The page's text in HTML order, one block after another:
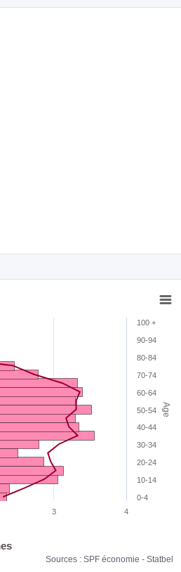
Age
0-4
10-14
20-24
30-34
40-44
50-54
60-64
70-74
80-84
90-94
100 +
3 4
Sources : SPF économie - Statbel